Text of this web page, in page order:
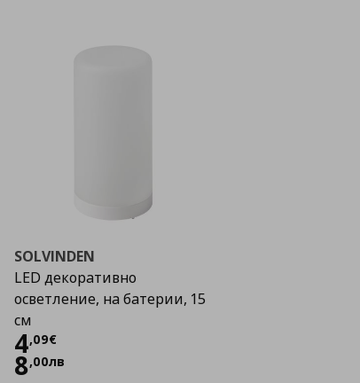
SOLVINDEN
LED декоративно
осветление, на батерии, 15
см
4,09€
Цена
8,00лв